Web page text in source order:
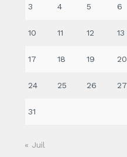
3 4 5 6
10 11 12 13
17 18 19 20
24 25 26 27
31
« Juil